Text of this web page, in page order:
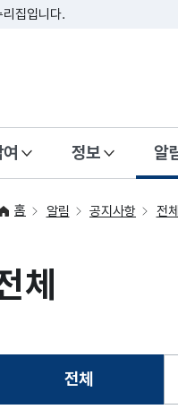
집입니다.
정보 알
홈 알림 공지사항 전체
체
전체선택됨